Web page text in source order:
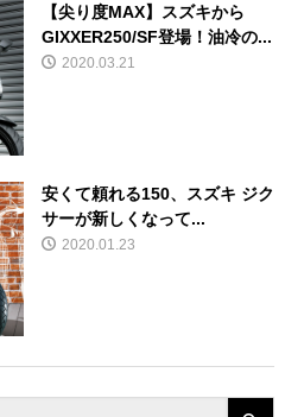
【尖り度MAX】スズキから
GIXXER250/SF登場！油冷の...
2020.03.21
安くて頼れる150、スズキ ジク
サーが新しくなって...
2020.01.23